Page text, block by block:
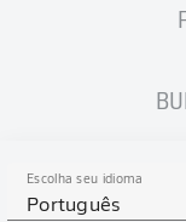
Escolha seu idioma
Português